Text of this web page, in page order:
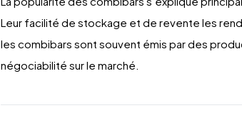
Leur facilité de stockage et de revente les
les combibars sont souvent émis par des
négociabilité sur le marché.